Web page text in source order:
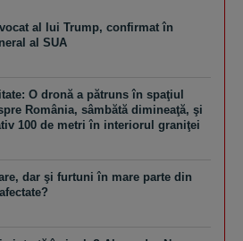
al lui Trump, confirmat în
al SUA
O dronă a pătruns în spaţiul
România, sâmbătă dimineaţă, şi
100 de metri în interiorul graniţei
dar şi furtuni în mare parte din